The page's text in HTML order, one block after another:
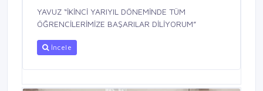
YAVUZ “İKİNCİ YARIYIL DÖNEMİNDE TÜM
ÖĞRENCİLERİMİZE BAŞARILAR DİLİYORUM”
İncele